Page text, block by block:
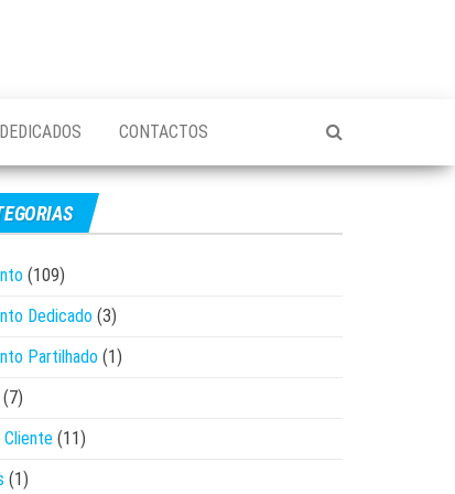
CONTACTOS
(109)
Dedicado (3)
Partilhado (1)
(7)
Cliente (11)
(1)